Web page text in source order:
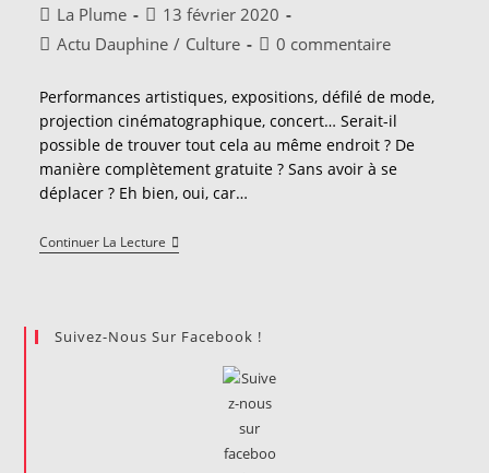
Auteur/autrice
de
La Plume
Publication
publiée :
13 février 2020
PostActu Dauphine / Culture
Commentaires
publication :
0 commentaire
Performances artistiques, expositions, défilé de mode,
projection cinématographique, concert… Serait-il
possible de trouver tout cela au même endroit ? De
manière complètement gratuite ? Sans avoir à se
déplacer ? Eh bien, oui, car…
Continuer La LecturePARTICIPEZ
A
DAUPHINE
ART
Suivez-Nous Sur Facebook !